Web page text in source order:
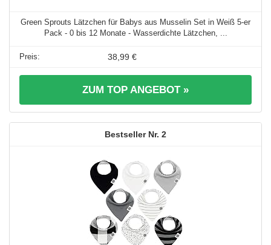
Green Sprouts Lätzchen für Babys aus Musselin Set in Weiß 5-er
Pack - 0 bis 12 Monate - Wasserdichte Lätzchen, ...
38,99 €
ZUM TOP ANGEBOT »
2